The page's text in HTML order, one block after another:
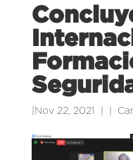
Nov 22, 2021